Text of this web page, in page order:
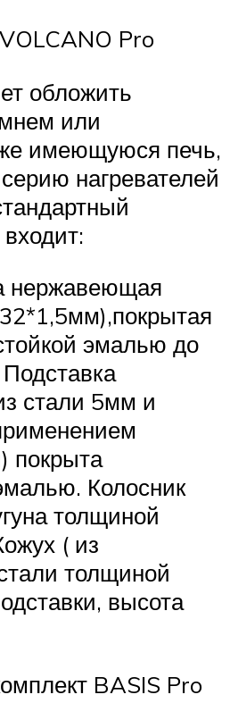
Pro
обложить
или
имеющуюся печь,
нагревателей
нержавеющая
эмалью до
стали 5мм и
покрыта
Колосник
толщиной
( из
толщиной
высота
BASIS Pro